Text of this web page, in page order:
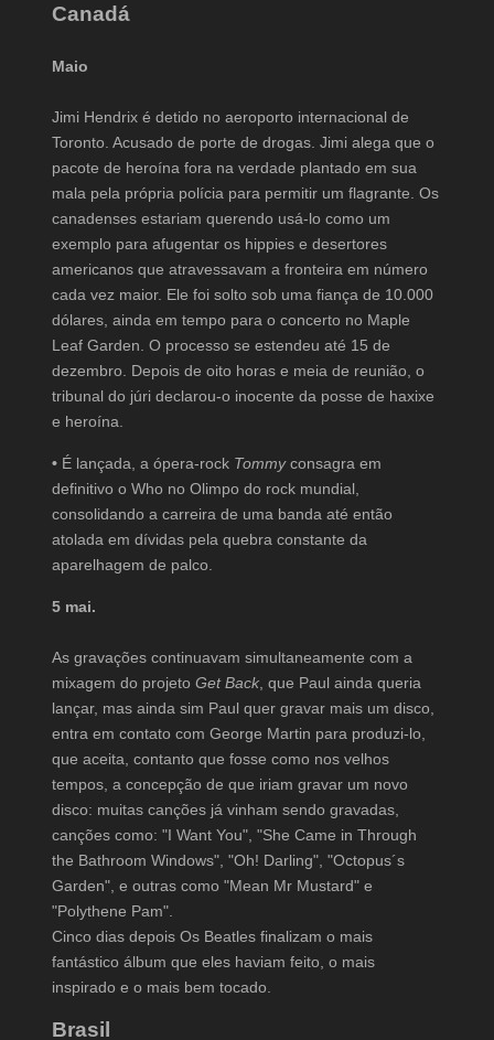
Canadá
Maio
Jimi Hendrix é detido no aeroporto internacional de
Toronto. Acusado de porte de drogas. Jimi alega que o
pacote de heroína fora na verdade plantado em sua
mala pela própria polícia para permitir um flagrante. Os
canadenses estariam querendo usá-lo como um
exemplo para afugentar os hippies e desertores
americanos que atravessavam a fronteira em número
cada vez maior. Ele foi solto sob uma fiança de 10.000
dólares, ainda em tempo para o concerto no Maple
Leaf Garden. O processo se estendeu até 15 de
dezembro. Depois de oito horas e meia de reunião, o
tribunal do júri declarou-o inocente da posse de haxixe
e heroína.
• É lançada, a ópera-rock Tommyconsagra em
definitivo o Who no Olimpo do rock mundial,
consolidando a carreira de uma banda até então
atolada em dívidas pela quebra constante da
aparelhagem de palco.
5 mai.
As gravações continuavam simultaneamente com a
mixagem do projeto Get Back, que Paul ainda queria
lançar, mas ainda sim Paul quer gravar mais um disco,
entra em contato com George Martin para produzi-lo,
que aceita, contanto que fosse como nos velhos
tempos, a concepção de que iriam gravar um novo
disco: muitas canções já vinham sendo gravadas,
canções como: "I Want You", "She Came in Through
the Bathroom Windows", "Oh! Darling", "Octopus´s
Garden", e outras como "Mean Mr Mustard" e
"Polythene Pam".
Cinco dias depois Os Beatles finalizam o mais
fantástico álbum que eles haviam feito, o mais
inspirado e o mais bem tocado.
Brasil